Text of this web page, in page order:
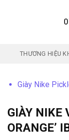
THƯƠNG HIỆU
Giày Nike
GIÀY NIKE
ORANGE’